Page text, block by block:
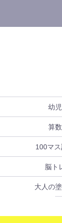
幼児
算数
100マ
脳ト
大人の